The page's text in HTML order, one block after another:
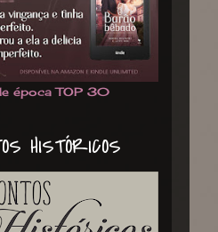
época TOP 30
HISTÓRICOS